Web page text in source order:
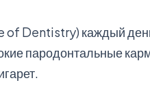
Dentistry) каждый
пародонтальные